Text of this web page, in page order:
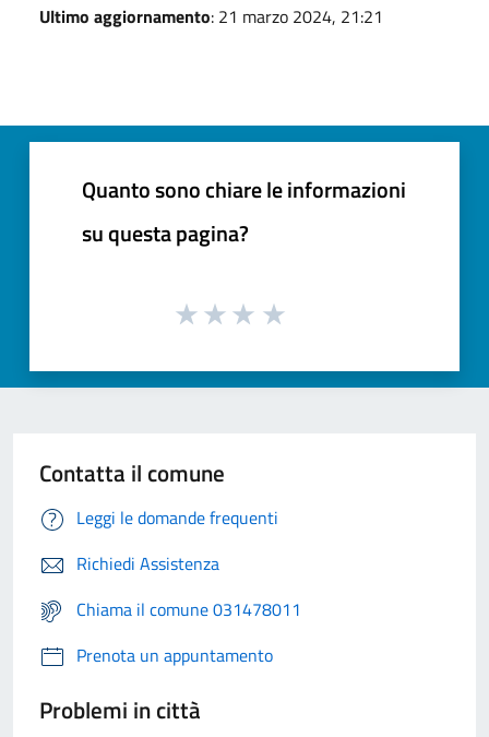
Ultimo aggiornamento: 21 marzo 2024, 21:21
Quanto sono chiare le informazioni
su questa pagina?
Contatta il comune
Leggi le domande frequenti
Richiedi Assistenza
Chiama il comune 031478011
Prenota un appuntamento
Problemi in città